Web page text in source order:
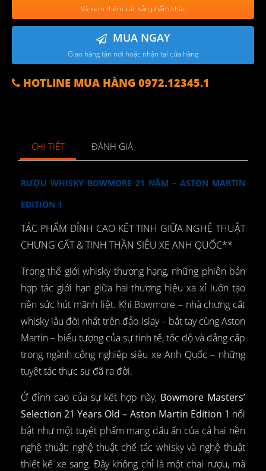
Và xem thêm các sản phẩm khác
MUA NGAY
Giao hàng tận nơi hoặc nhận tại cửa hàng
HOTLINE MUA HÀNG 0972.12345.1
CHI TIẾT ĐÁNH GIÁ
RƯỢU WHISKY BOWMORE 21 NĂM – ASTON MARTIN
EDITION 1
TÁC PHẨM ĐỈNH CAO KẾT TINH GIỮA NGHỆ THUẬT
CHƯNG CẤT & TINH THẦN SIÊU XE ANH QUỐC**
Trong thế giới whisky thượng hạng, những phiên bản
hợp tác giới hạn giữa hai thương hiệu xa xỉ luôn tạo
nên sức hút mãnh liệt. Khi Bowmore – nhà chưng cất
whisky lâu đời nhất trên đảo Islay – bắt tay cùng Aston
Martin – biểu tượng của sự tinh tế, tốc độ và đẳng cấp
trong ngành công nghiệp siêu xe Anh Quốc – những
tuyệt tác thực sự đã ra đời.
Ở đỉnh cao của sự kết hợp này, Bowmore Masters’
Selection 21 Years Old – Aston Martin Edition 1 nổi
bật như một tuyệt phẩm mang dấu ấn của cả hai nền
nghệ thuật: nghệ thuật chế tác whisky và nghệ thuật
thiết kế xe sang. Đây không chỉ là một chai rượu, mà